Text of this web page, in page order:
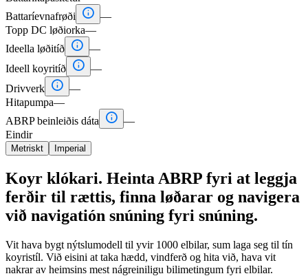
Battaríevnafrøði
 —
Topp DC løðiorka—
Ideella løðitíð  —
Ideell koyritíð  —
Drivverk  —
Hitapumpa—
ABRP beinleiðis dáta
 —
Eindir
Metriskt Imperial
Koyr klókari. Heinta ABRP fyri at leggja
ferðir til rættis, finna løðarar og navigera
við navigatión snúning fyri snúning.
Vit hava bygt nýtslumodell til yvir 1000 elbilar, sum laga seg til tín
koyristíl. Við eisini at taka hædd, vindferð og hita við, hava vit
nakrar av heimsins mest nágreiniligu bilimetingum fyri elbilar.